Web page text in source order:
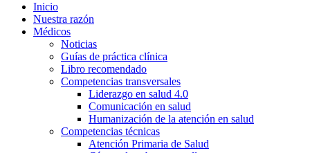
Inicio
Nuestra razón
Médicos
Noticias
Guías de práctica clínica
Libro recomendado
Competencias transversales
Liderazgo en salud 4.0
Comunicación en salud
Humanización de la atención en salud
Competencias técnicas
Atención Primaria de Salud